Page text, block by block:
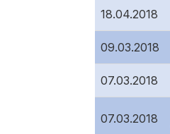
18.04.2018
09.03.2018
07.03.2018
07.03.2018